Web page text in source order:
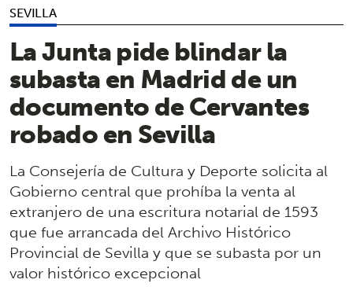
SEVILLA
La Junta pide blindar la
subasta en Madrid de un
documento de Cervantes
robado en Sevilla
La Consejería de Cultura y Deporte solicita al
Gobierno central que prohíba la venta al
extranjero de una escritura notarial de 1593
que fue arrancada del Archivo Histórico
Provincial de Sevilla y que se subasta por un
valor histórico excepcional